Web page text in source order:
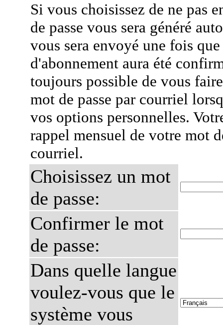
Si vous choisissez de ne pas
de passe vous sera généré
vous sera envoyé une fois
d'abonnement aura été
toujours possible de vous
mot de passe par courriel
vos options personnelles.
rappel mensuel de votre mot
courriel.
Choisissez un mot
de passe:
Confirmer le mot
de passe:
Dans quelle langue
voulez-vous que le
système vous